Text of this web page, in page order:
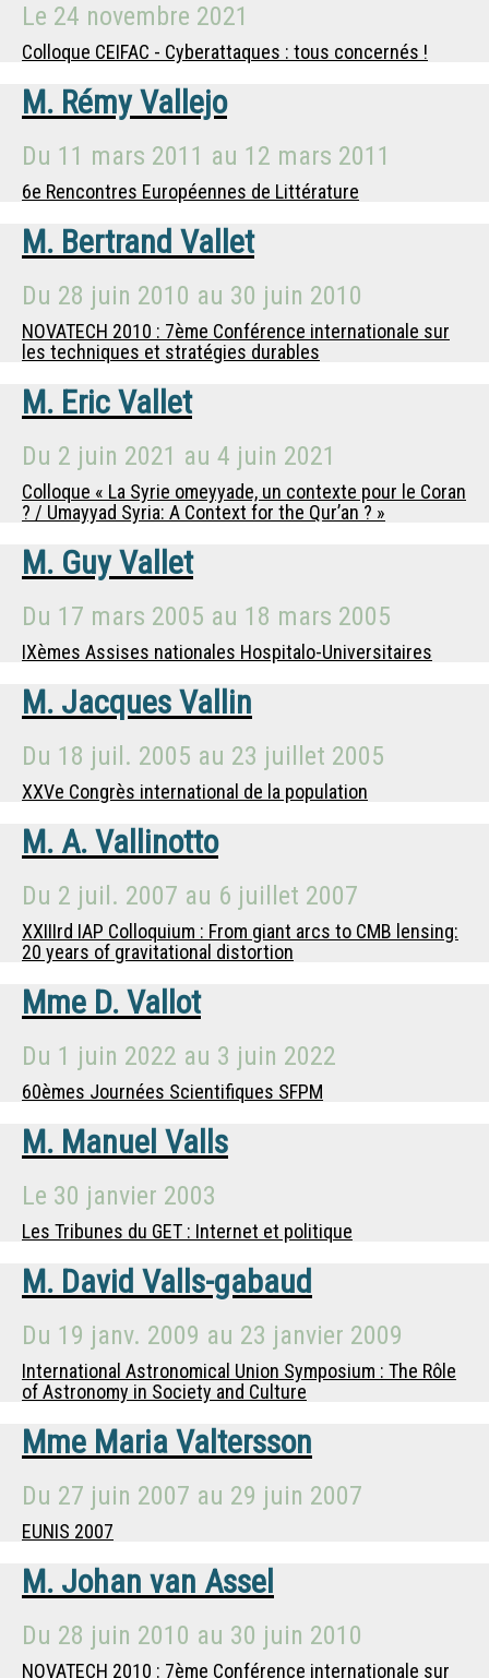
Le 24 novembre 2021
Colloque CEIFAC - Cyberattaques : tous concernés !
M. Rémy Vallejo
Du 11 mars 2011 au 12 mars 2011
6e Rencontres Européennes de Littérature
M. Bertrand Vallet
Du 28 juin 2010 au 30 juin 2010
NOVATECH 2010 : 7ème Conférence internationale sur
les techniques et stratégies durables
M. Eric Vallet
Du 2 juin 2021 au 4 juin 2021
Colloque « La Syrie omeyyade, un contexte pour le Coran
? / Umayyad Syria: A Context for the Qur’an ? »
M. Guy Vallet
Du 17 mars 2005 au 18 mars 2005
IXèmes Assises nationales Hospitalo-Universitaires
M. Jacques Vallin
Du 18 juil. 2005 au 23 juillet 2005
XXVe Congrès international de la population
M. A. Vallinotto
Du 2 juil. 2007 au 6 juillet 2007
XXIIIrd IAP Colloquium : From giant arcs to CMB lensing:
20 years of gravitational distortion
Mme D. Vallot
Du 1 juin 2022 au 3 juin 2022
60èmes Journées Scientifiques SFPM
M. Manuel Valls
Le 30 janvier 2003
Les Tribunes du GET : Internet et politique
M. David Valls-gabaud
Du 19 janv. 2009 au 23 janvier 2009
International Astronomical Union Symposium : The Rôle
of Astronomy in Society and Culture
Mme Maria Valtersson
Du 27 juin 2007 au 29 juin 2007
EUNIS 2007
M. Johan van Assel
Du 28 juin 2010 au 30 juin 2010
NOVATECH 2010 : 7ème Conférence internationale sur